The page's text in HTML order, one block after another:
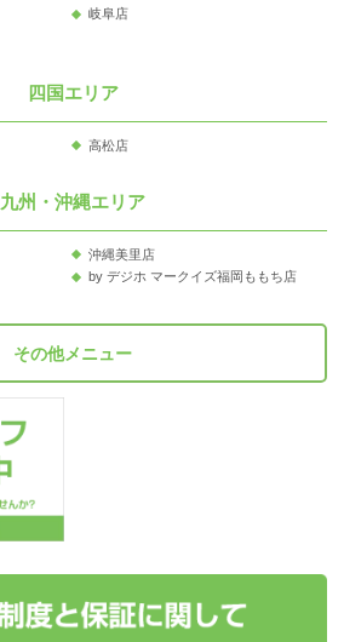
岐阜店
四国エリア
高松店
九州・沖縄エリア
沖縄美里店
by デジホ マークイズ福岡ももち店
その他メニュー